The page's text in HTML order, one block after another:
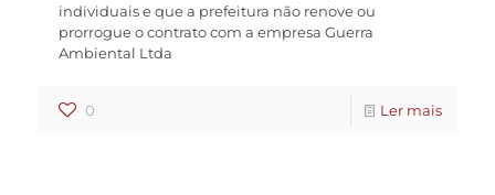
individuais e que a prefeitura não renove ou
prorrogue o contrato com a empresa Guerra
Ambiental Ltda
0 Ler mais